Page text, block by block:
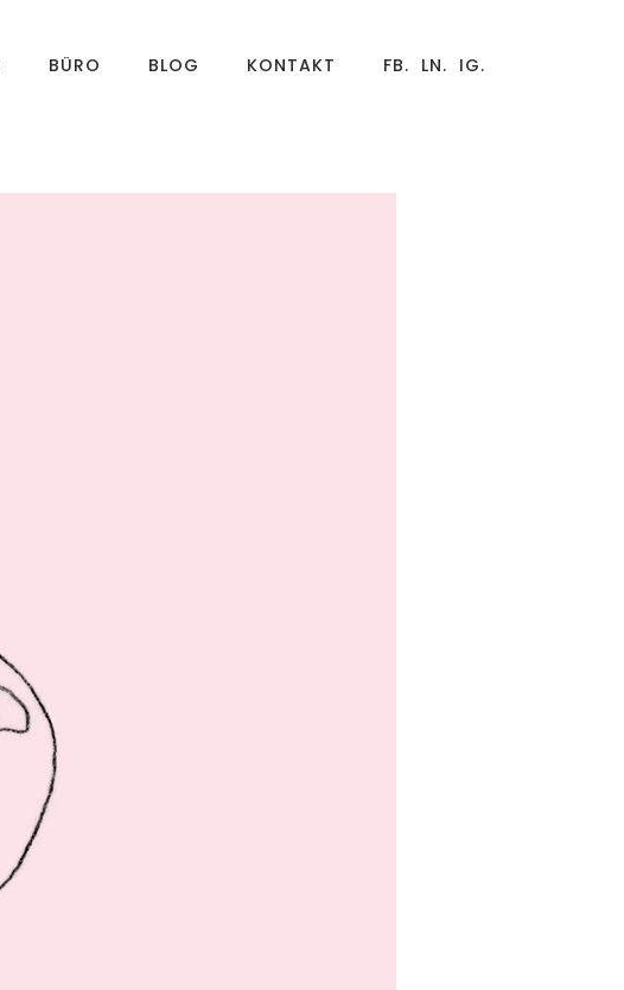
BÜRO BLOG KONTAKT FB. LN. IG.